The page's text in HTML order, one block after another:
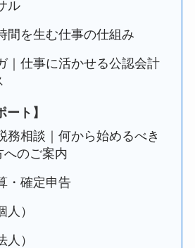
ル
を生む仕事の仕組み
仕事に活かせる公認会計
ート】
相談｜何から始めるべき
へのご案内
・確定申告
）
）